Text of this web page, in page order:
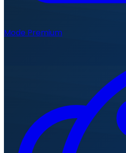
Mode Premium